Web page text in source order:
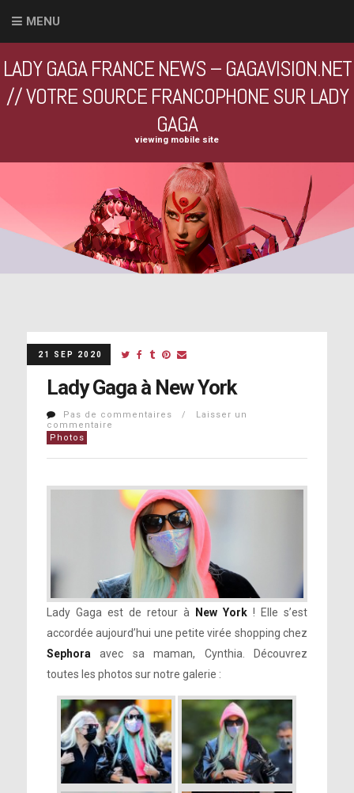
MENU
LADY GAGA FRANCE NEWS – GAGAVISION.NET
// VOTRE SOURCE FRANCOPHONE SUR LADY
GAGA
viewing mobile site
21 SEP 2020
Lady Gaga à New York
Pas de commentaires / Laisser un
commentaire
Photos
Lady Gaga est de retour à New York ! Elle s’est
accordée aujourd’hui une petite virée shopping chez
Sephoraavec sa maman, Cynthia. Découvrez
toutes les photos sur notre galerie :